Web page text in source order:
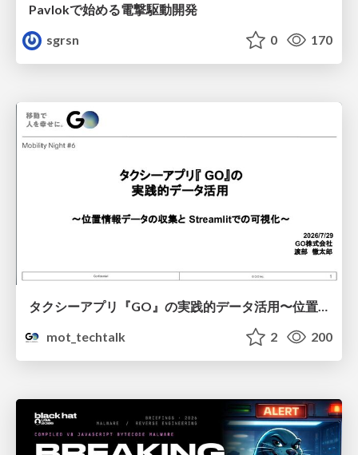
Pavlokで始める電撃駆動開発
sgrsn
0 170
タクシーアプリ『GO』の実践的データ活用〜位置情報データの収集とStreamlitでの可視化〜
mot_techtalk
2 200